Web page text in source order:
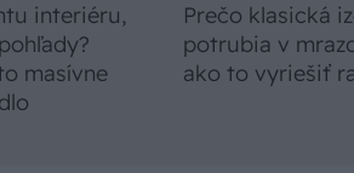
interiéru,
masívne
Prečo klasická
potrubia v
ako to vyriešiť